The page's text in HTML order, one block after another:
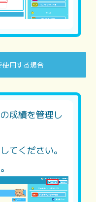
使用する場合
成績を管理し
てください。